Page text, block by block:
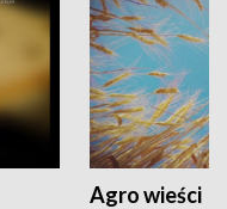
Agro wieści